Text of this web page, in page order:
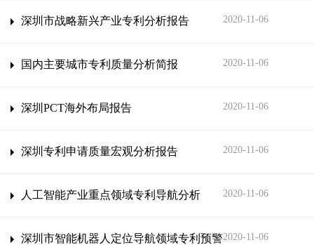
深圳市战略新兴产业专利分析报告 2020-11-06
国内主要城市专利质量分析简报 2020-11-06
深圳PCT海外布局报告 2020-11-06
深圳专利申请质量宏观分析报告 2020-11-06
人工智能产业重点领域专利导航分析 2020-11-06
深圳市智能机器人定位导航领域专利预警2020-11-06